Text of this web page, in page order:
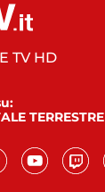
TV HD
TERRESTRE